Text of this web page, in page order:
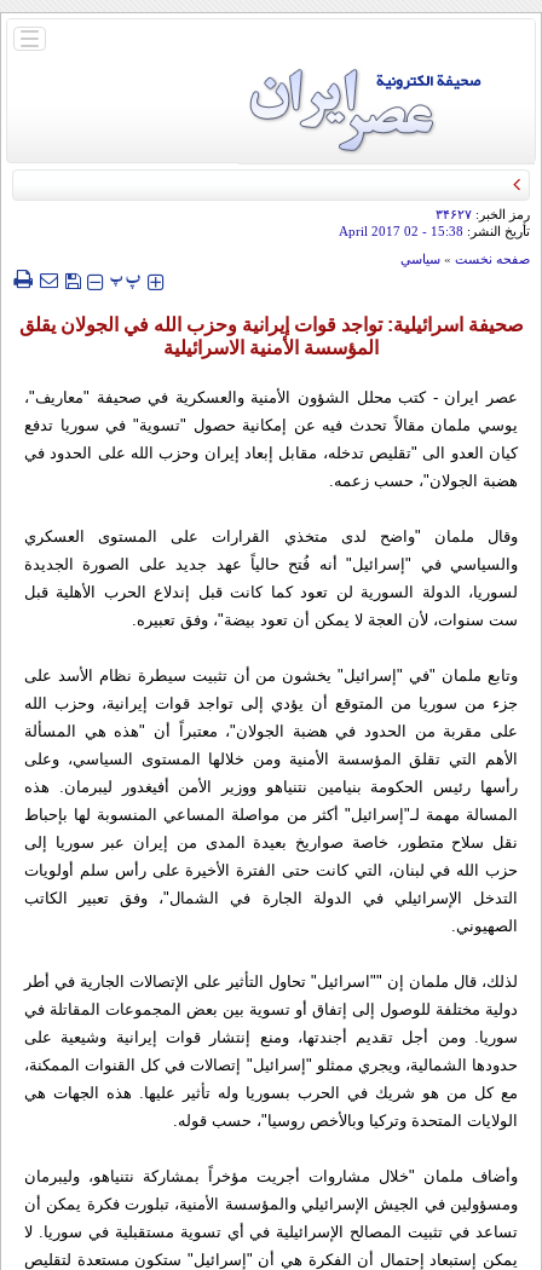
باز
رمز الخبر: ۳۴۶۲۷
تأريخ النشر: 15:38
- 02 April 2017
صفحه نخست » سياسي
‍‍‍ پپ
صحيفة اسرائيلية: تواجد قوات إيرانية وحزب الله في الجولان يقلق
المؤسسة الأمنية الاسرائيلية
عصر ايران - كتب محلل الشؤون الأمنية والعسكرية في صحيفة "معاريف"،
يوسي ملمان مقالاً تحدث فيه عن إمكانية حصول "تسوية" في سوريا تدفع
كيان العدو الى "تقليص تدخله، مقابل إبعاد إيران وحزب الله على الحدود في
هضبة الجولان"، حسب زعمه.
وقال ملمان "واضح لدى متخذي القرارات على المستوى العسكري
والسياسي في "إسرائيل" أنه فُتح حالياً عهد جديد على الصورة الجديدة
لسوريا، الدولة السورية لن تعود كما كانت قبل إندلاع الحرب الأهلية قبل
ست سنوات، لأن العجة لا يمكن أن تعود بيضة"، وفق تعبيره.
وتابع ملمان "في "إسرائيل" يخشون من أن تثبيت سيطرة نظام الأسد على
جزء من سوريا من المتوقع أن يؤدي إلى تواجد قوات إيرانية، وحزب الله
على مقربة من الحدود في هضبة الجولان"، معتبراً أن "هذه هي المسألة
الأهم التي تقلق المؤسسة الأمنية ومن خلالها المستوى السياسي، وعلى
رأسها رئيس الحكومة بنيامين نتنياهو ووزير الأمن أفيغدور ليبرمان. هذه
المسالة مهمة لـ"إسرائيل" أكثر من مواصلة المساعي المنسوبة لها بإحباط
نقل سلاح متطور، خاصة صواريخ بعيدة المدى من إيران عبر سوريا إلى
حزب الله في لبنان، التي كانت حتى الفترة الأخيرة على رأس سلم أولويات
التدخل الإسرائيلي في الدولة الجارة في الشمال"، وفق تعبير الكاتب
الصهيوني.
لذلك، قال ملمان إن ""اسرائيل" تحاول التأثير على الإتصالات الجارية في أطر
دولية مختلفة للوصول إلى إتفاق أو تسوية بين بعض المجموعات المقاتلة في
سوريا. ومن أجل تقديم أجندتها، ومنع إنتشار قوات إيرانية وشيعية على
حدودها الشمالية، ويجري ممثلو "إسرائيل" إتصالات في كل القنوات الممكنة،
مع كل من هو شريك في الحرب بسوريا وله تأثير عليها. هذه الجهات هي
الولايات المتحدة وتركيا وبالأخص روسيا"، حسب قوله.
وأضاف ملمان "خلال مشاروات أجريت مؤخراً بمشاركة نتنياهو، وليبرمان
ومسؤولين في الجيش الإسرائيلي والمؤسسة الأمنية، تبلورت فكرة يمكن أن
تساعد في تثبيت المصالح الإسرائيلية في أي تسوية مستقبلية في سوريا. لا
يمكن إستبعاد إحتمال أن الفكرة هي أن "إسرائيل" ستكون مستعدة لتقليص